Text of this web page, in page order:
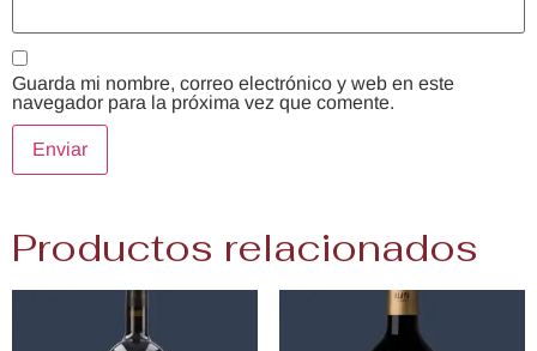
Guarda mi nombre, correo electrónico y web en este
navegador para la próxima vez que comente.
Productos relacionados